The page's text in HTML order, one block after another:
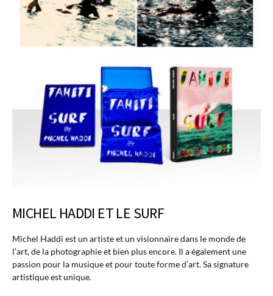
MICHEL HADDI ET LE SURF
Michel Haddi est un artiste et un visionnaire dans le monde de
l’art, de la photographie et bien plus encore. Il a également une
passion pour la musique et pour toute forme d’art. Sa signature
artistique est unique.